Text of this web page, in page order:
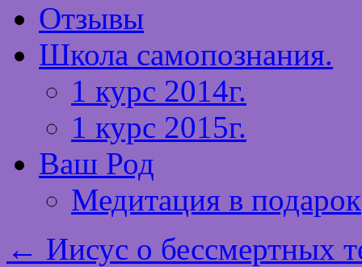
Отзывы
Школа самопознания.
1 курс 2014г.
1 курс 2015г.
Ваш Род
Медитация в подарок
← Иисус о бессмертных